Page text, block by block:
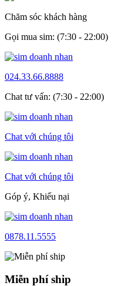
Chăm sóc khách hàng
Gọi mua sim: (7:30 - 22:00)
024.33.66.8888
Chat tư vấn: (7:30 - 22:00)
Chat với chúng tôi
Chat với chúng tôi
Góp ý, Khiếu nại
0878.11.5555
Miễn phí ship